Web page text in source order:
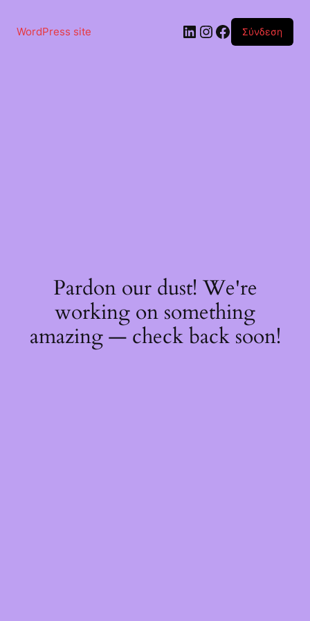
περιεχόμενο
WordPress site Linkedin
Instagram
Facebook
Σύνδεση
Pardon our dust! We're
working on something
amazing — check back soon!